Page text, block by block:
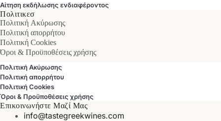
Αίτηση εκδήλωσης ενδιαφέροντος
Πολιτικεσ
Πολιτική Ακύρωσης
Πολιτική απορρήτου
Πολιτική Cookies
Όροι & Προϋποθέσεις χρήσης
Πολιτική Ακύρωσης
Πολιτική απορρήτου
Πολιτική Cookies
Όροι & Προϋποθέσεις χρήσης
Επικοινωνήστε Μαζί Μας
info@tastegreekwines.com